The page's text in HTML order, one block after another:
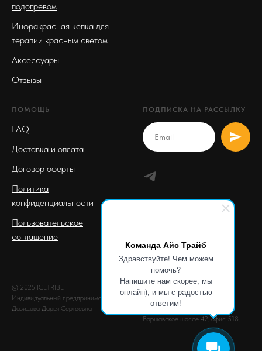
Команда Айс Трайб
Здравствуйте! Чем можем
помочь?
Напишите нам скорее, мы
онлайн), и мы с радостью
ответим!
подогревом
Инфракрасная кепка для
терапии красным светом
Аксессуары
Отзывы
ПОМОЩЬ
FAQ
Доставка и оплата
Договор оферты
Политика
конфиденциальности
Пользовательское
соглашение
ПОДПИСКА НА РАССЫЛКУ
© 2025 ICETRIBE
Индивидуальный предприниматель
Дазидова Дарья Сергеевна
ОГРНИП: 310619516700026
ИНН: 616708059950
Почтовый адрес: г. Москва,
Варшавское шоссе 42, офис 518.